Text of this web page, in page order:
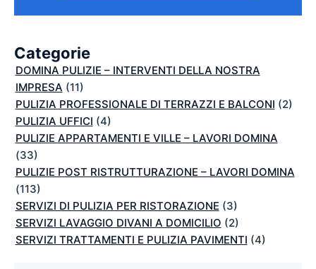
Categorie
DOMINA PULIZIE – INTERVENTI DELLA NOSTRA
IMPRESA (11)
PULIZIA PROFESSIONALE DI TERRAZZI E BALCONI (2)
PULIZIA UFFICI (4)
PULIZIE APPARTAMENTI E VILLE – LAVORI DOMINA
(33)
PULIZIE POST RISTRUTTURAZIONE – LAVORI DOMINA
(113)
SERVIZI DI PULIZIA PER RISTORAZIONE (3)
SERVIZI LAVAGGIO DIVANI A DOMICILIO (2)
SERVIZI TRATTAMENTI E PULIZIA PAVIMENTI (4)